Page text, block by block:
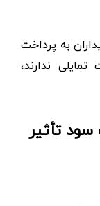
به پرداخت
ندارند،
تأثیر